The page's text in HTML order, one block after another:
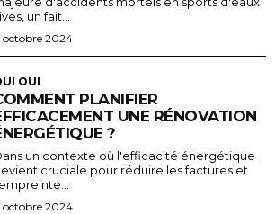
un fait...
octobre 2024
OUI
PLANIFIER
UNE RÉNOVATION
?
un contexte où l'efficacité énergétique
cruciale pour réduire les factures et
octobre 2024